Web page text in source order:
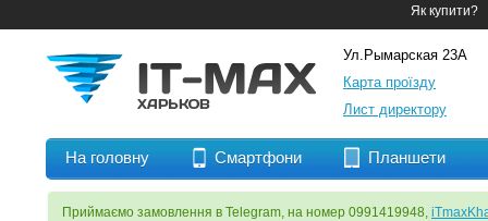
Як купити?
Ул.Рымарская 23А
Карта проїзду
Лист директору
На головну Смартфони Планшети
Приймаємо замовлення в Telegram, на номер 0991419948,